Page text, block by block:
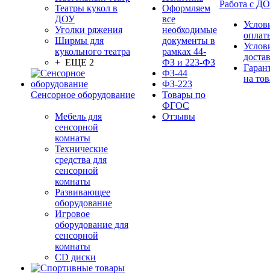
Театры кукол в
ДОУ
Уголки ряжения
Ширмы для
кукольного театра
+ ЕЩЕ 2
Сенсорное оборудование
Мебель для
сенсорной
комнаты
Технические
средства для
сенсорной
комнаты
Развивающее
оборудование
Игровое
оборудование для
сенсорной
комнаты
CD диски
Оформляем
все
необходимые
документы в
рамках 44-
ФЗ и 223-ФЗ
ФЗ-44
ФЗ-223
Товары по
ФГОС
Отзывы
Работа с
на